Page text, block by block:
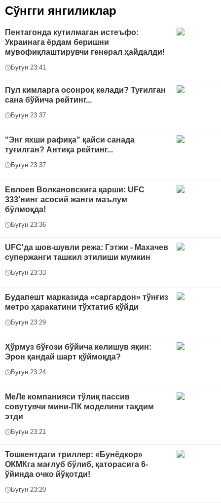
Сўнгги янгиликлар
Пентагонда кутилмаган истеъфо:
Украинага ёрдам беришни
мувофиқлаштирувчи генерал ҳайдалди!
Бугун 23:41
Пул кимларга осонроқ келади? Туғилган
сана бўйича рейтинг...
Бугун 23:37
"Энг яхши рафиқа" қайси санада
туғилган? Антиқа рейтинг...
Бугун 23:37
Евлоев Волкановскига қарши: UFC
333'нинг асосий жанги маълум
бўлмоқда!
Бугун 23:36
UFC'да шов-шувли режа: Гэтжи - Махачев
супержанги ташкил этилиши мумкин
Бугун 23:33
Будапешт марказида «саргардон» тўнғиз
метро ҳаракатини тўхтатиб қўйди
Бугун 23:29
Ҳўрмуз бўғози бўйича келишув яқин:
Эрон қандай шарт қўймоқда?
Бугун 23:24
МеЛе компанияси тўлиқ пассив
совутувчи мини-ПК моделини тақдим
этди
Бугун 23:21
Тошкентдаги триллер: «Бунёдкор»
ОКМКга мағлуб бўлиб, қаторасига 6-
ўйинда очко йўқотди!
Бугун 23:20